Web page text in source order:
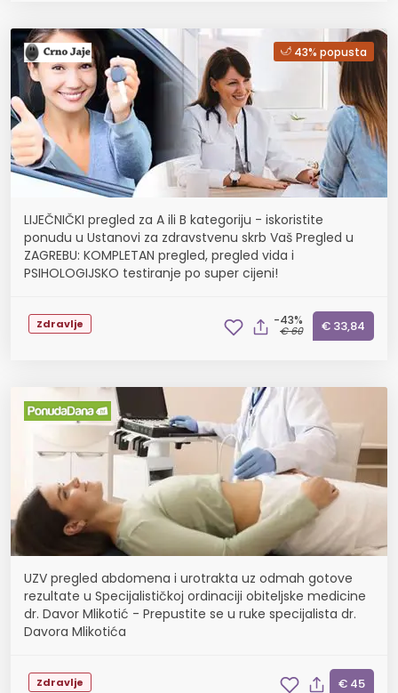
43% popusta
LIJEČNIČKI pregled za A ili B kategoriju - iskoristite
ponudu u Ustanovi za zdravstvenu skrb Vaš Pregled u
ZAGREBU: KOMPLETAN pregled, pregled vida i
PSIHOLOGIJSKO testiranje po super cijeni!
Zdravlje -43%
€ 60 € 33,84
UZV pregled abdomena i urotrakta uz odmah gotove
rezultate u Specijalističkoj ordinaciji obiteljske medicine
dr. Davor Mlikotić - Prepustite se u ruke specijalista dr.
Davora Mlikotića
Zdravlje € 45